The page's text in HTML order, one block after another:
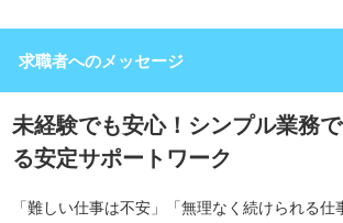
求職者へのメッセージ
未経験でも安心！シンプル業務
る安定サポートワーク
「難しい仕事は不安」「無理なく続けられる